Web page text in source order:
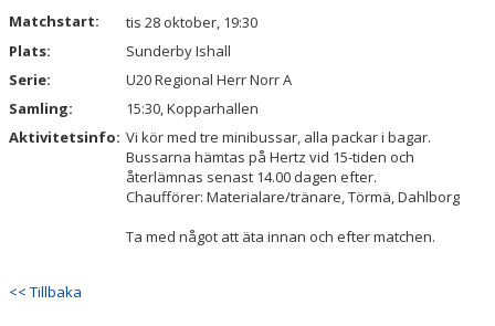
DOKUMENT
KONTAKT
Matchstart:
tis 28 oktober, 19:30
Plats:
Sunderby Ishall
Serie:
U20 Regional Herr Norr A
Samling:
15:30, Kopparhallen
Aktivitetsinfo: Vi kör med tre minibussar, alla packar i bagar.
Bussarna hämtas på Hertz vid 15-tiden och
återlämnas senast 14.00 dagen efter.
Chaufförer: Materialare/tränare, Törmä, Dahlborg
Ta med något att äta innan och efter matchen.
<< Tillbaka